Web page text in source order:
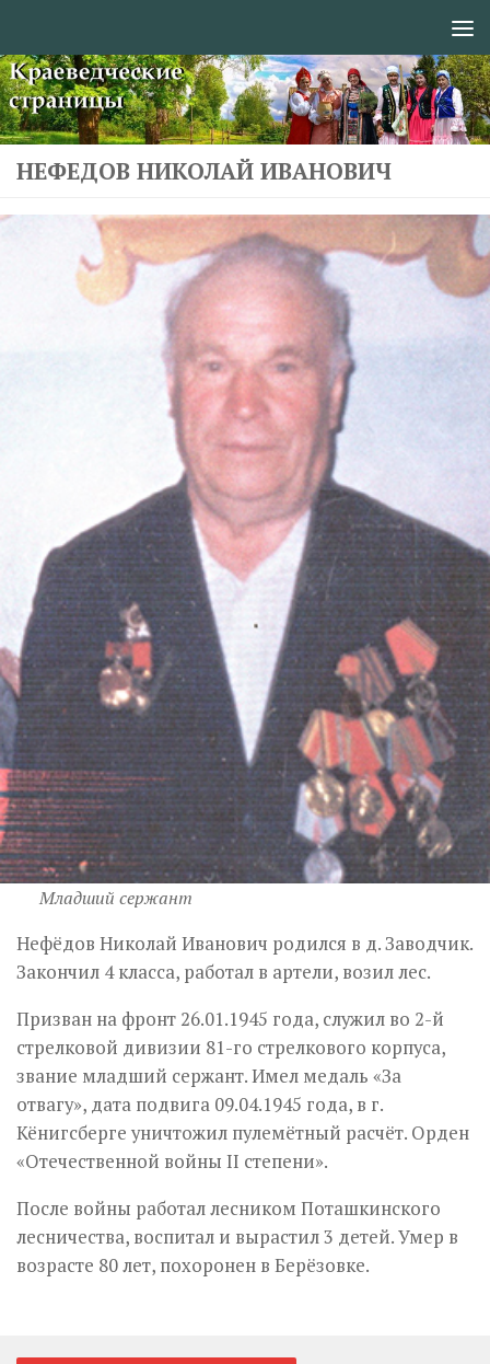
НЕФЕДОВ НИКОЛАЙ ИВАНОВИЧ
Младший сержант
Нефёдов Николай Иванович родился в д. Заводчик.
Закончил 4 класса, работал в артели, возил лес.
Призван на фронт 26.01.1945 года, служил во 2-й
стрелковой дивизии 81-го стрелкового корпуса,
звание младший сержант. Имел медаль «За
отвагу», дата подвига 09.04.1945 года, в г.
Кёнигсберге уничтожил пулемётный расчёт. Орден
«Отечественной войны II степени».
После войны работал лесником Поташкинского
лесничества, воспитал и вырастил 3 детей. Умер в
возрасте 80 лет, похоронен в Берёзовке.